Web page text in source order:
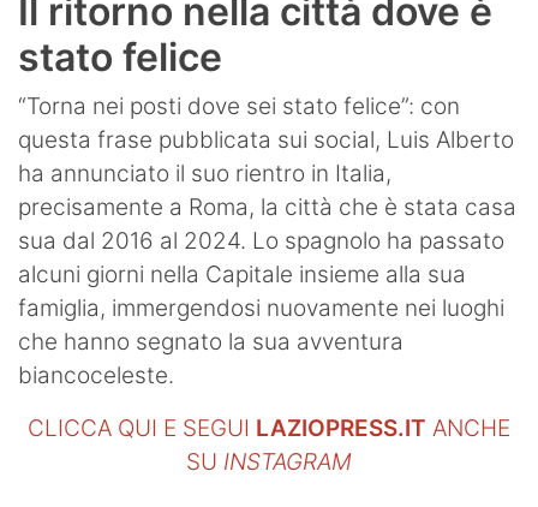
Il ritorno nella città dove è
stato felice
“Torna nei posti dove sei stato felice”: con
questa frase pubblicata sui social, Luis Alberto
ha annunciato il suo rientro in Italia,
precisamente a Roma, la città che è stata casa
sua dal 2016 al 2024. Lo spagnolo ha passato
alcuni giorni nella Capitale insieme alla sua
famiglia, immergendosi nuovamente nei luoghi
che hanno segnato la sua avventura
biancoceleste.
CLICCA QUI E SEGUI LAZIOPRESS.IT ANCHE
SU INSTAGRAM